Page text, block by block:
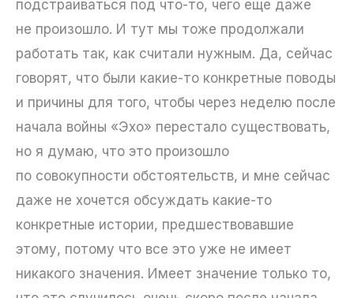
подстраиваться под что-то, чего еще даже
не произошло. И тут мы тоже продолжали
работать так, как считали нужным. Да, сейчас
говорят, что были какие-то конкретные поводы
и причины для того, чтобы через неделю после
начала войны «Эхо» перестало существовать,
но я думаю, что это произошло
по совокупности обстоятельств, и мне сейчас
даже не хочется обсуждать какие-то
конкретные истории, предшествовавшие
этому, потому что все это уже не имеет
никакого значения. Имеет значение только то,